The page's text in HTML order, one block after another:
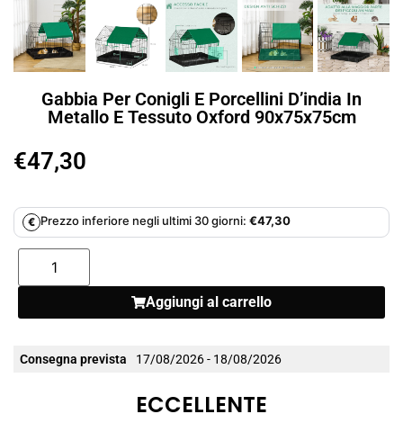
Gabbia Per Conigli E Porcellini D’india In
Metallo E Tessuto Oxford 90x75x75cm
€47,30
€ Prezzo inferiore negli ultimi 30 giorni: €47,30
Aggiungi al carrello
Consegna prevista 17/08/2026 - 18/08/2026
ECCELLENTE